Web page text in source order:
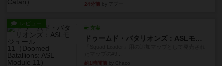
24分前
レビュー
充実
ドゥームド・バタリオンズ：ASLモジュール11
約1時間前